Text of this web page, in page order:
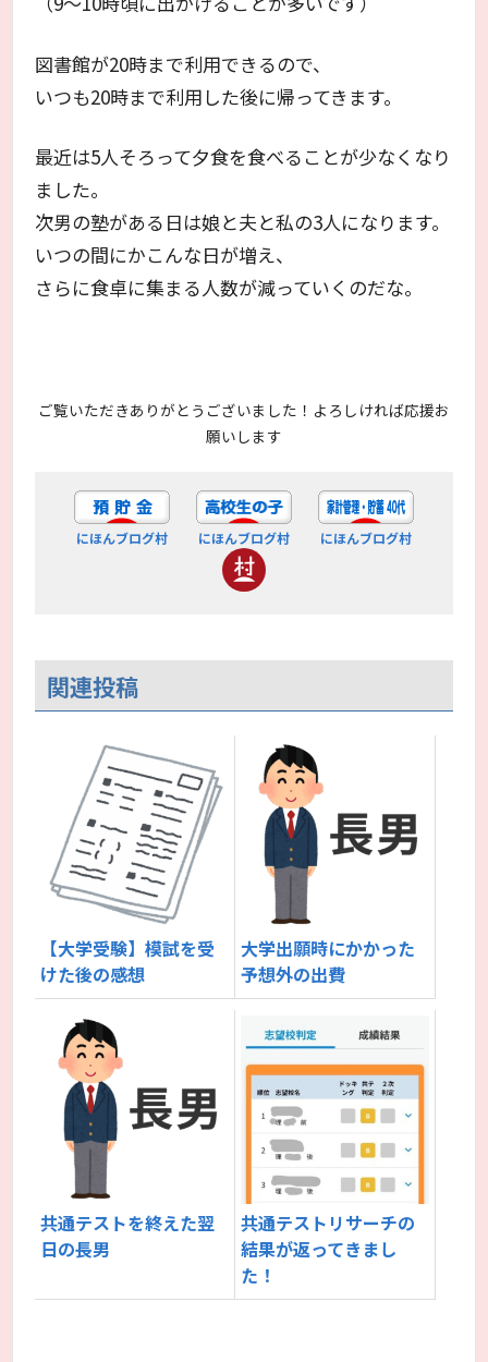
図書館が20時まで利用できるので、
いつも20時まで利用した後に帰ってきます。
最近は5人そろって夕食を食べることが少なくなり
ました。
次男の塾がある日は娘と夫と私の3人になります。
いつの間にかこんな日が増え、
さらに食卓に集まる人数が減っていくのだな。
ご覧いただきありがとうございました！よろしければ応援お
願いします
にほんブログ村 にほんブログ村 にほんブログ村
関連投稿
【大学受験】模試を受
けた後の感想
大学出願時にかかった
予想外の出費
共通テストを終えた翌
日の長男
共通テストリサーチの
結果が返ってきまし
た！